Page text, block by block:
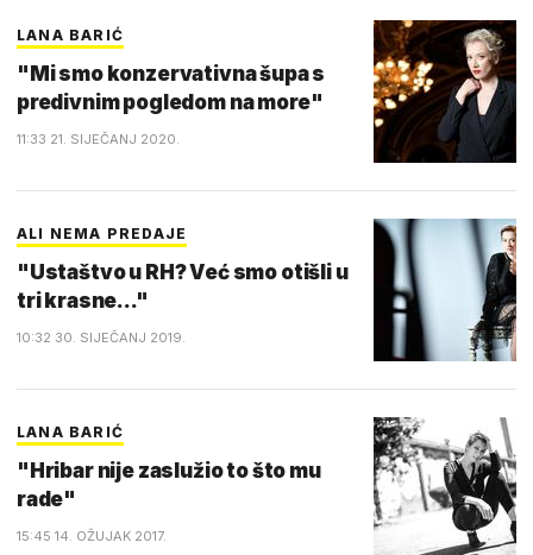
LANA BARIĆ
"Mi smo konzervativna šupa s
predivnim pogledom na more"
11:33 21. SIJEČANJ 2020.
ALI NEMA PREDAJE
"Ustaštvo u RH? Već smo otišli u
tri krasne..."
10:32 30. SIJEČANJ 2019.
LANA BARIĆ
"Hribar nije zaslužio to što mu
rade"
15:45 14. OŽUJAK 2017.